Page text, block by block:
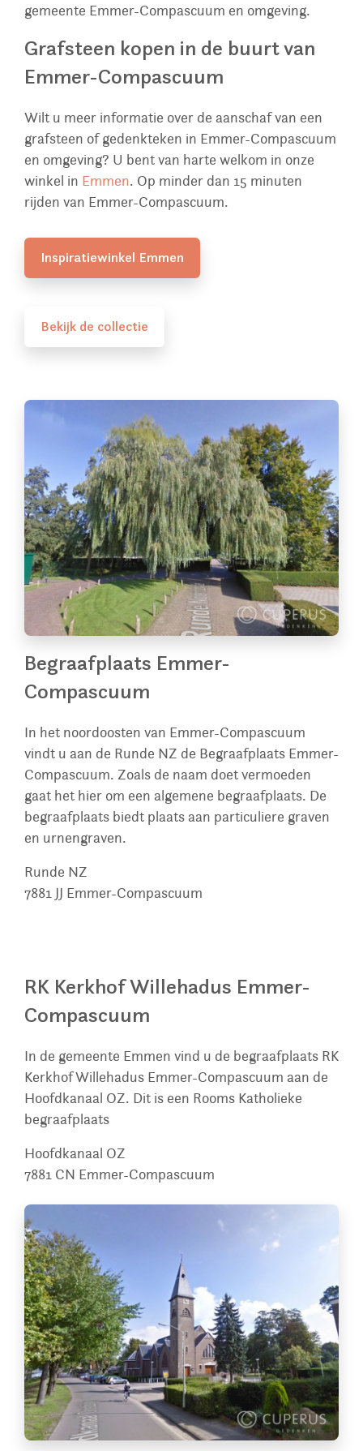
gemeente Emmer-Compascuum en omgeving.
Grafsteen kopen in de buurt van
Emmer-Compascuum
Wilt u meer informatie over de aanschaf van een
grafsteen of gedenkteken in Emmer-Compascuum
en omgeving? U bent van harte welkom in onze
winkel in Emmen. Op minder dan 15 minuten
rijden van Emmer-Compascuum.
Inspiratiewinkel Emmen
Bekijk de collectie
Begraafplaats Emmer-
Compascuum
In het noordoosten van Emmer-Compascuum
vindt u aan de Runde NZ de Begraafplaats Emmer-
Compascuum. Zoals de naam doet vermoeden
gaat het hier om een algemene begraafplaats. De
begraafplaats biedt plaats aan particuliere graven
en urnengraven.
Runde NZ
7881 JJ Emmer-Compascuum
RK Kerkhof Willehadus Emmer-
Compascuum
In de gemeente Emmen vind u de begraafplaats RK
Kerkhof Willehadus Emmer-Compascuum aan de
Hoofdkanaal OZ. Dit is een Rooms Katholieke
begraafplaats
Hoofdkanaal OZ
7881 CN Emmer-Compascuum